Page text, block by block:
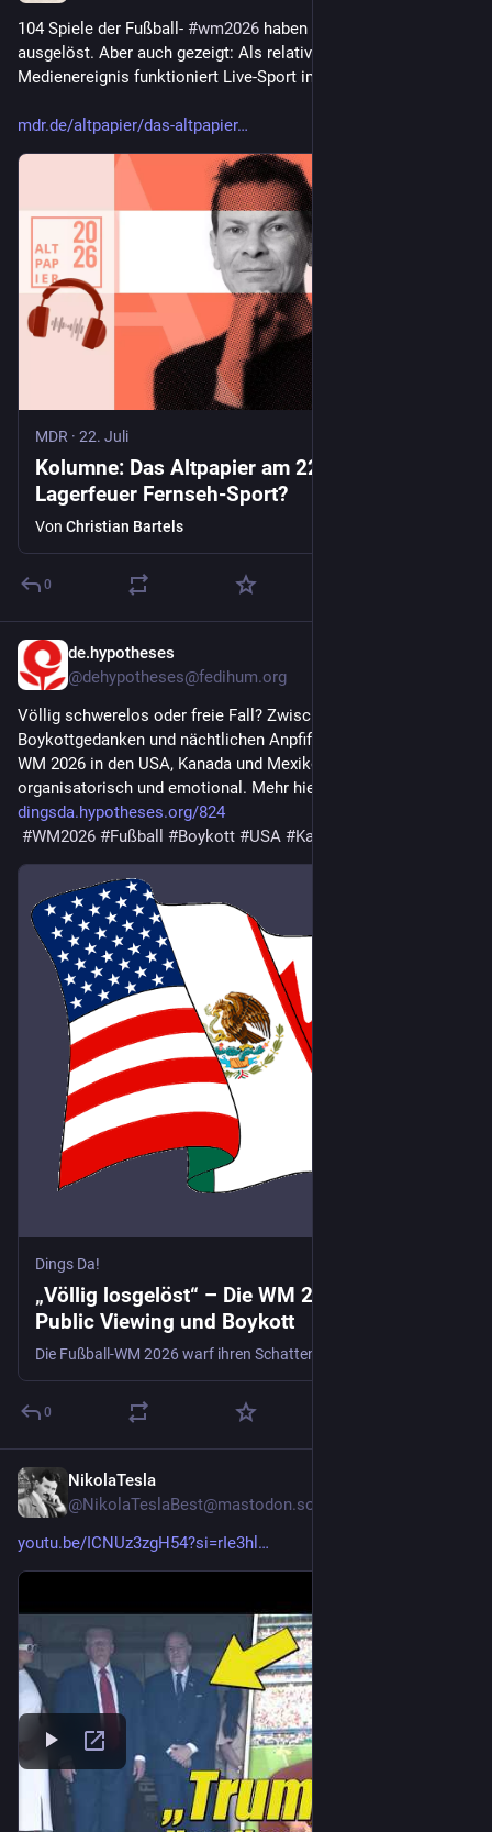
104 Spiele der Fußball- #wm2026 haben allerhand Ärger
ausgelöst. Aber auch gezeigt: Als relatives Lagerfeuer, also
Medienereignis funktioniert Live-Sport immer noch …
mdr.de/altpapier/das-altpapier
MDR · 22. Juli
Kolumne: Das Altpapier am 22. Juli 2026 –
Lagerfeuer Fernseh-Sport?
Von Christian Bartels
0
de.hypotheses
@dehypotheses@fedihum.org
Völlig schwerelos oder freie Fall? Zwischen Public Viewing,
Boykottgedanken und nächtlichen Anpfiffen polarisierte die
WM 2026 in den USA, Kanada und Mexiko – politisch,
organisatorisch und emotional. Mehr hier
dingsda.hypotheses.org/824
#WM2026 #Fußball #Boykott #USA #Kanada
Dings Da!
„Völlig losgelöst“ – Die WM 2026 zwischen
Public Viewing und Boykott
0
NikolaTesla
@NikolaTeslaBest@mastodon.social
youtu.be/ICNUz3zgH54?si=rIe3hl